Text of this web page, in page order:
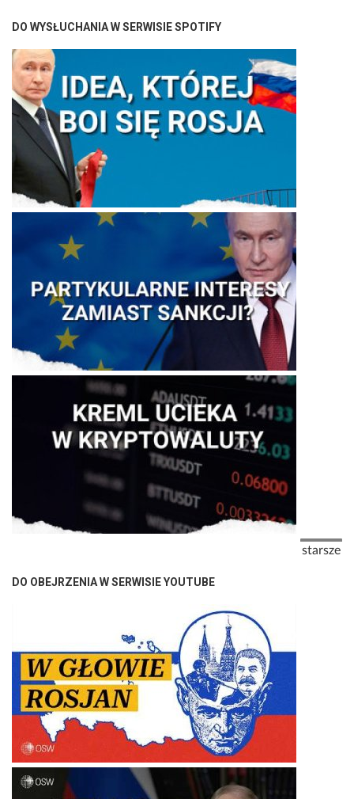
DO WYSŁUCHANIA W SERWISIE SPOTIFY
starsze
DO OBEJRZENIA W SERWISIE YOUTUBE